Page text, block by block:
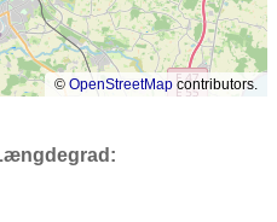
© OpenStreetMap contributors.